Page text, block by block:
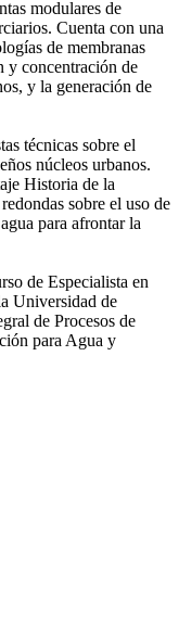
modulares de
Cuenta con una
de membranas
y concentración de
y la generación de
técnicas sobre el
núcleos urbanos.
Historia de la
sobre el uso de
para afrontar la
de Especialista en
Universidad de
de Procesos de
para Agua y